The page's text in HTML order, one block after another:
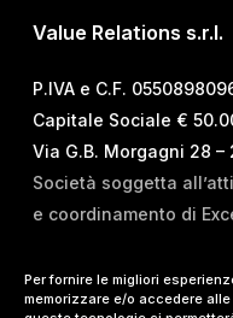
Per fornire le migliori
memorizzare e/o accedere
Value Relations s.r.l.
P.IVA e C.F.
Capitale Sociale €
Via G.B. Morgagni 28 –
Società soggetta
e coordinamento di
T. +39 02 84 99 02 01
E.info@vrelations.it